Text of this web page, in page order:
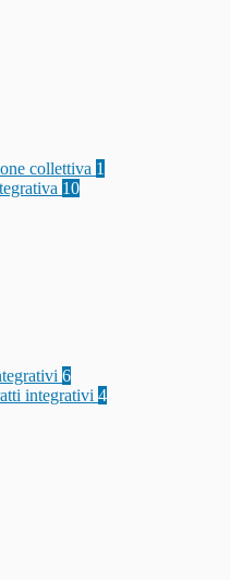
collettiva 1
10
6
integrativi 4